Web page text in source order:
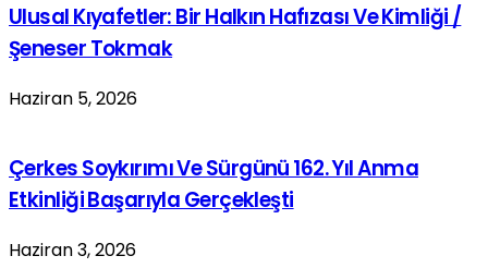
Ulusal Kıyafetler: Bir Halkın Hafızası Ve Kimliği /
Şeneser Tokmak
Haziran 5, 2026
Çerkes Soykırımı Ve Sürgünü 162. Yıl Anma
Etkinliği Başarıyla Gerçekleşti
Haziran 3, 2026